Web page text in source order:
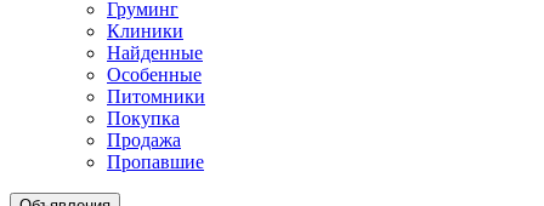
Груминг
Клиники
Найденные
Особенные
Питомники
Покупка
Продажа
Пропавшие